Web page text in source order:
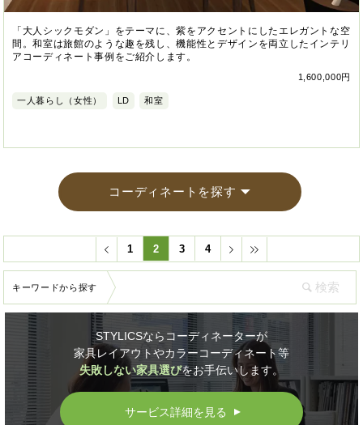
「大人シックモダン」をテーマに、紫をアクセントにしたエレガントな空
間。和室は旅館のような趣を残し、機能性とデザインを両立したインテリ
アコーディネート事例をご紹介します。
1,600,000円
一人暮らし（女性） LD 和室
コーディネートを探す
1 2 3 4
キーワードから探す
STYLICSならコーディネーターが
家具レイアウトやカラーコーディネート等
失敗しない家具選びをお手伝いします。
サービス詳細を見る ▲